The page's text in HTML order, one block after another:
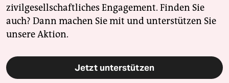
zivilgesellschaftliches Engagement. Finden Sie
auch? Dann machen Sie mit und unterstützen Sie
unsere Aktion.
Jetzt unterstützen